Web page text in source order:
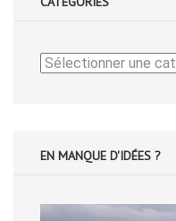
Catégories
EN MANQUE D'IDÉES ?